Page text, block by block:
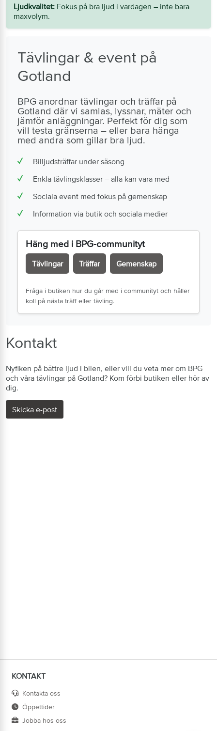
Ljudkvalitet: Fokus på bra ljud i vardagen – inte bara
maxvolym.
Tävlingar & event på
Gotland
BPG anordnar tävlingar och träffar på
Gotland där vi samlas, lyssnar, mäter och
jämför anläggningar. Perfekt för dig som
vill testa gränserna – eller bara hänga
med andra som gillar bra ljud.
Billjudsträffar under säsong
Enkla tävlingsklasser – alla kan vara med
Sociala event med fokus på gemenskap
Information via butik och sociala medier
Häng med i BPG-communityt
Tävlingar Träffar Gemenskap
Fråga i butiken hur du går med i communityt och håller
koll på nästa träff eller tävling.
Kontakt
Nyfiken på bättre ljud i bilen, eller vill du veta mer om BPG
och våra tävlingar på Gotland? Kom förbi butiken eller hör av
dig.
Skicka e-post
KONTAKT
Kontakta oss
Öppettider
Jobba hos oss